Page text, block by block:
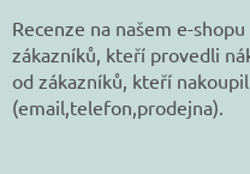
Recenze na našem e-
zákazníků, kteří provedli
od zákazníků, kteří
(email,telefon,prodejna).